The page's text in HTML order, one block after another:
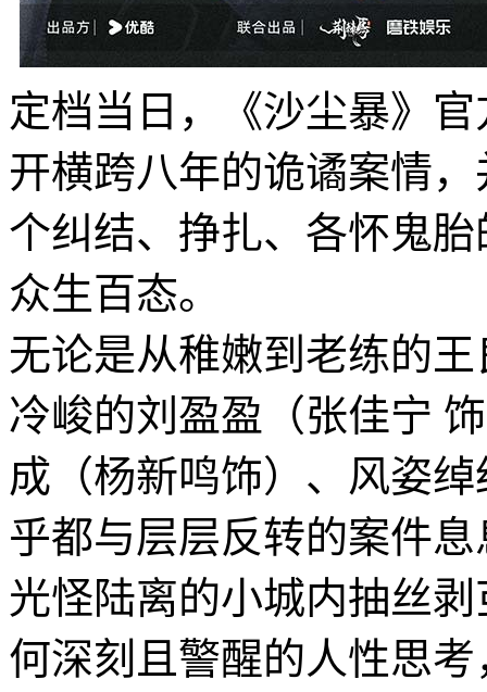
定档当日，《沙尘暴》
开横跨八年的诡谲案情
个纠结、挣扎、各怀鬼
众生百态。
无论是从稚嫩到老练的
冷峻的刘盈盈（张佳宁
成（杨新鸣饰）、风姿
乎都与层层反转的案件
光怪陆离的小城内抽丝
何深刻且警醒的人性思